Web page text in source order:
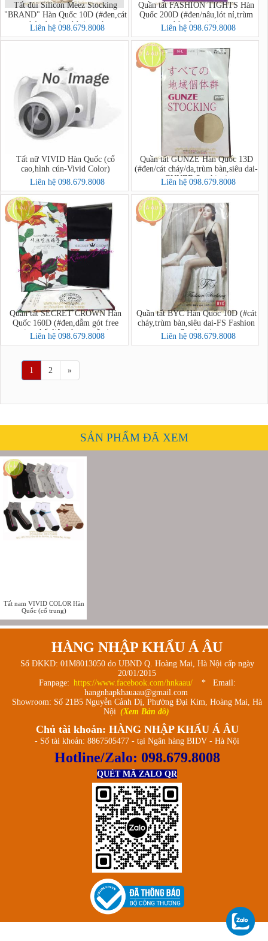
Tất đùi Silicon Meez Stocking
"BRAND" Hàn Quốc 10D (#đen,cát
cháy,da,trùm bàn)-xanh
Liên hệ 098.679.8008
Quần tất FASHION TIGHTS Hàn
Quốc 200D (#đen/nâu,lót nỉ,trùm
bàn,free size)
Liên hệ 098.679.8008
Tất nữ VIVID Hàn Quốc (cổ
cao,hình cún-Vivid Color)
Liên hệ 098.679.8008
Quần tất GUNZE Hàn Quốc 13D
(#đen/cát cháy/da,trùm bàn,siêu dai-
GUNZE Stocking)
Liên hệ 098.679.8008
Quần tất SECRET CROWN Hàn
Quốc 160D (#đen,dẫm gót free
size,chất liệu nhung mềm)
Liên hệ 098.679.8008
Quần tất BYC Hàn Quốc 10D (#cát
cháy,trùm bàn,siêu dai-FS Fashion
Stocking)
Liên hệ 098.679.8008
1 2 »
SẢN PHẨM ĐÃ XEM
Tất nam VIVID COLOR Hàn
Quốc (cổ trung)
HÀNG NHẬP KHẨU Á ÂU
Số ĐKKD: 01M8013050 do UBND Q. Hoàng Mai, Hà Nội cấp ngày
20/01/2015
Fanpage: https://www.facebook.com/hnkaau/
* Email:
hangnhapkhauaau@gmail.com
Showroom: Số 21B5 Nguyễn Cảnh Dị, Phường Đại Kim, Hoàng Mai, Hà
Nội (Xem Bản đồ)
Chủ tài khoản: HÀNG NHẬP KHẨU Á ÂU
- Số tài khoản: 8867505477 - tại Ngân hàng BIDV - Hà Nội
Hotline/Zalo: 098.679.8008
QUÉT MÃ ZALO QR